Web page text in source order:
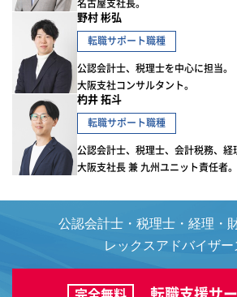
名古屋支社長。
野村 彬弘
転職サポート職種
公認会計士、税理士を中心に担当。
大阪支社コンサルタント。
杓井 拓斗
転職サポート職種
公認会計士、税理士、会計税務、経
大阪支社長 兼 九州ユニット責任者。
公認会計士・税理士・経理・
レックスアドバイザー